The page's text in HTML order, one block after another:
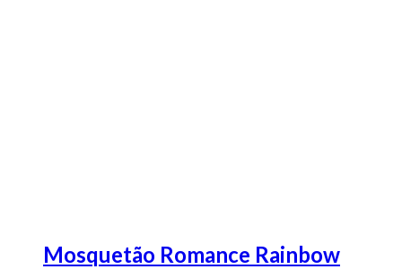
Mosquetão Romance Rainbow